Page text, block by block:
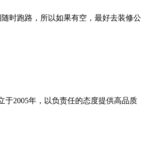
时跑路，所以如果有空，最好去装修公
2005年，以负责任的态度提供高品质